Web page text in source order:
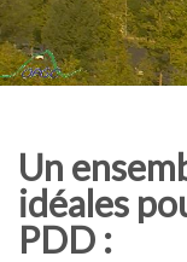
Un
idéales
PDD :